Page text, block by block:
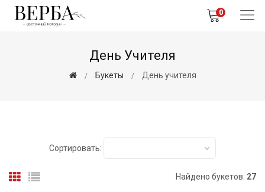
0
День Учителя
Букеты День учителя
Найдено букетов: 27
Сортировать: